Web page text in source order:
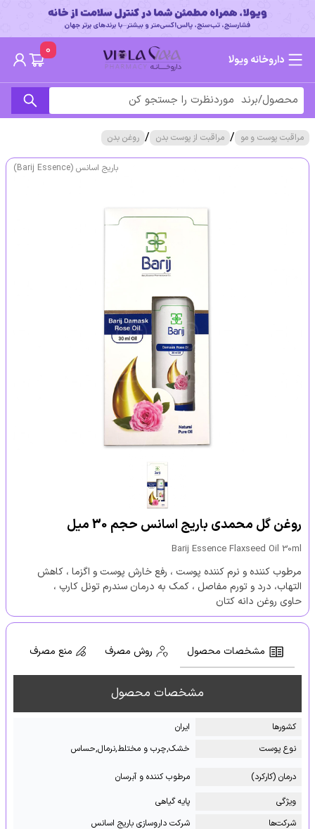
داروخانه ویولا
0
مراقبت پوست و مو / مراقبت از پوست بدن / روغن بدن
باریج اسانس (Barij Essence)
روغن گل محمدی باریج اسانس حجم 30 میل
Barij Essence Flaxseed Oil 30ml
مرطوب کننده و نرم کننده پوست ، رفع خارش پوست و اگزما ، کاهش
التهاب، درد و تورم مفاصل ، کمک به درمان سندرم تونل کارپ ،
حاوی روغن دانه کتان
مشخصات محصول روش مصرف منع مصرف
مشخصات محصول
کشور‌ها
ایران
نوع پوست
خشک,چرب و مختلط,نرمال,حساس
درمان (کارکرد)
مرطوب کننده و آبرسان
ویژگی
پایه گیاهی
شرکت‌ها
شرکت داروسازی باریج اسانس